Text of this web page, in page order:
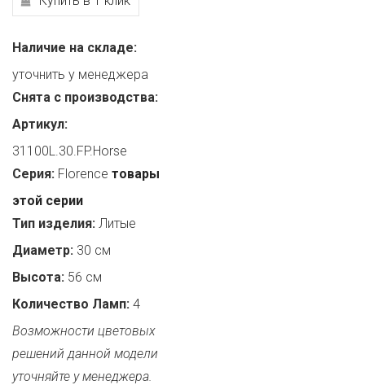
Наличие на складе:
уточнить у менеджера
Снята с производства:
Артикул:
31100L.30.FP.Horse
Серия: Florence товары
этой серии
Тип изделия: Литые
Диаметр: 30 см
Высота: 56 см
Количество Ламп: 4
Возможности цветовых
решений данной модели
уточняйте у менеджера.